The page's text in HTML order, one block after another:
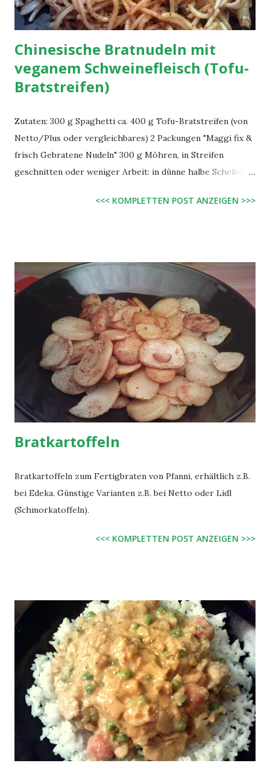
Chinesische Bratnudeln mit
veganem Schweinefleisch (Tofu-
Bratstreifen)
Zutaten: 300 g Spaghetti ca. 400 g Tofu-Bratstreifen (von
Netto/Plus oder vergleichbares) 2 Packungen "Maggi fix &
frisch Gebratene Nudeln" 300 g Möhren, in Streifen
geschnitten oder weniger Arbeit: in dünne halbe Scheiben 1
grob geschnitten 8 EL Öl Zubereitung: Spaghetti in
dünsten. Dann Frühlingszwiebeln und Bratstreifen
hinzugeben und das ganze für weitere 5 Minuten anbraten.
Nun weitere 5 EL Öl, Spaghetti und Maggi Fix hinzugeben
und kräftig anbraten bis es gut aussieht. Echt verdammt
lecker!!! Zutaten von "Maggi fix & frisch Gebratene Nudeln":
Jodsalz, Zucker, Maltodextrin, Zwiebeln, Aroma, Knoblauch,
Hefeextrakt, pflanzliches Öl (gehärtet), Sojasaucenpulver
(Sojabohnen, Weizen), Salz, Chili, Gewürze, Ingwer,
pflanzliche...
<<< KOMPLETTEN POST ANZEIGEN >>>
Bratkartoffeln
Bratkartoffeln zum Fertigbraten von Pfanni, erhältlich z.B.
bei Edeka. Günstige Varianten z.B. bei Netto oder Lidl
(Schmorkatoffeln).
<<< KOMPLETTEN POST ANZEIGEN >>>